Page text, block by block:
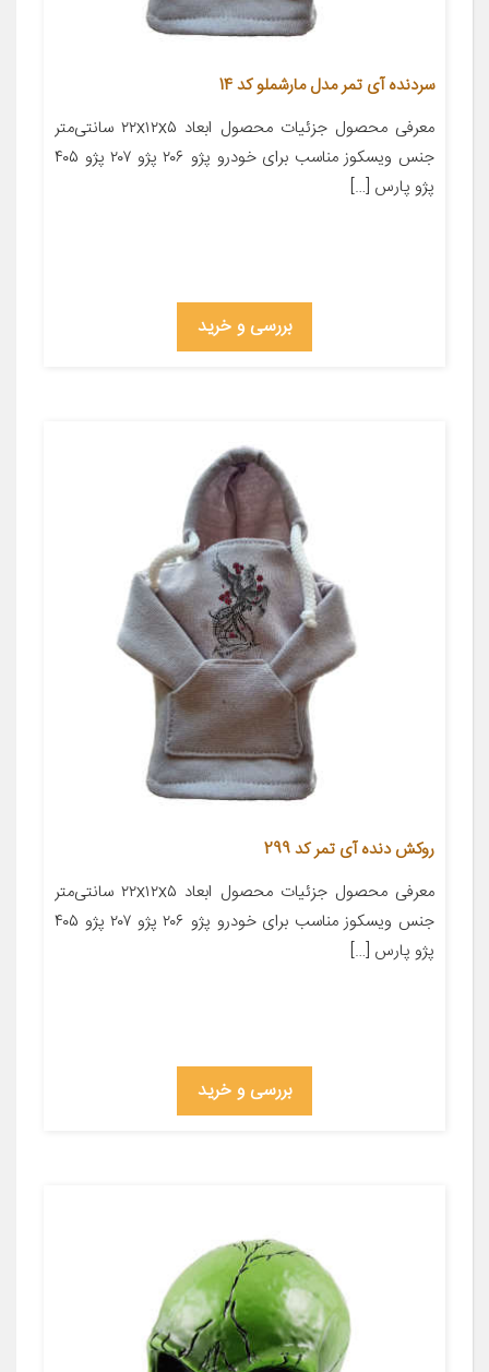
سردنده آی تمر مدل مارشملو کد 14
معرفی محصول جزئیات محصول ابعاد ۲۲x۱۲x۵ سانتی‌متر
جنس ویسکوز مناسب برای خودرو پژو ۲۰۶ پژو ۲۰۷ پژو ۴۰۵
پژو پارس […]
بررسی و خرید
روکش دنده آی تمر کد 299
معرفی محصول جزئیات محصول ابعاد ۲۲x۱۲x۵ سانتی‌متر
جنس ویسکوز مناسب برای خودرو پژو ۲۰۶ پژو ۲۰۷ پژو ۴۰۵
پژو پارس […]
بررسی و خرید